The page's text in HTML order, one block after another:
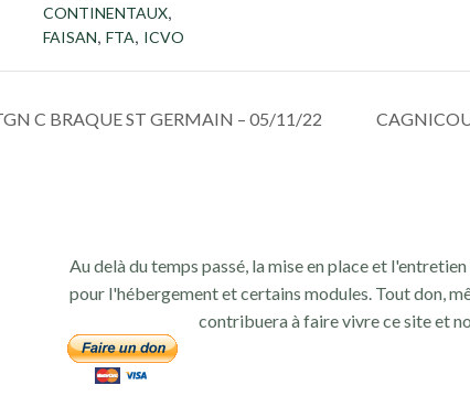
CONTINENTAUX,
FAISAN, FTA, ICVO
C BRAQUE ST GERMAIN – 05/11/22
Au delà du temps passé, la mise en place et
pour l'hébergement et certains modules. Tout don,
contribuera à faire vivre ce site et